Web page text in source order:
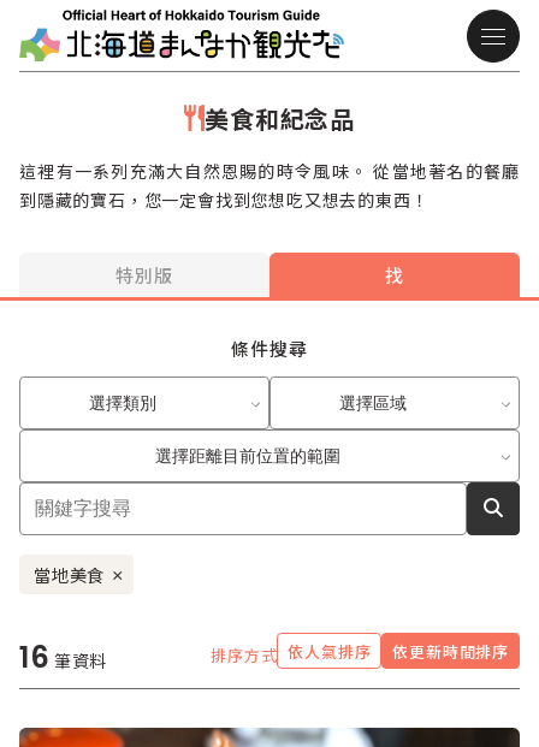
美食和紀念品
這裡有一系列充滿大自然恩賜的時令風味。 從當地著名的餐廳
到隱藏的寶石，您一定會找到您想吃又想去的東西！
特別版 找
條件搜尋
選擇類別 選擇區域
選擇距離目前位置的範圍
當地美食 ×
16 筆資料 排序方式 依人氣排序 依更新時間排序